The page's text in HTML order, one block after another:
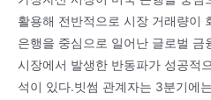
활용해 전반적으로 시장 거래량이
은행을 중심으로 일어난 글로벌 금
시장에서 발생한 반동파가 성공적
석이 있다.빗썸 관계자는 3분기에